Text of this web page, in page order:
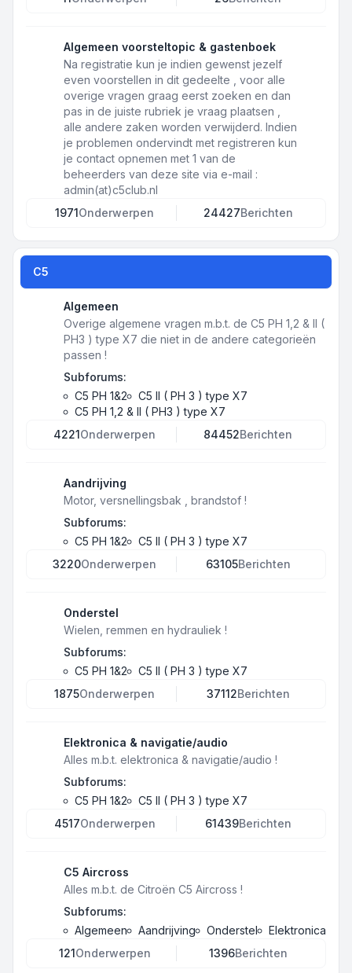
Algemeen voorsteltopic & gastenboek
Na registratie kun je indien gewenst jezelf
even voorstellen in dit gedeelte , voor alle
overige vragen graag eerst zoeken en dan
pas in de juiste rubriek je vraag plaatsen ,
alle andere zaken worden verwijderd. Indien
je problemen ondervindt met registreren kun
je contact opnemen met 1 van de
beheerders van deze site via e-mail :
admin(at)c5club.nl
1971Onderwerpen 24427Berichten
C5
Algemeen
Overige algemene vragen m.b.t. de C5 PH 1,2 & II (
PH3 ) type X7 die niet in de andere categorieën
passen !
Subforums:
C5 PH 1&2
C5 II ( PH 3 ) type X7
C5 PH 1,2 & II ( PH3 ) type X7
4221Onderwerpen 84452Berichten
Aandrijving
Motor, versnellingsbak , brandstof !
Subforums:
C5 PH 1&2
C5 II ( PH 3 ) type X7
3220Onderwerpen 63105Berichten
Onderstel
Wielen, remmen en hydrauliek !
Subforums:
C5 PH 1&2
C5 II ( PH 3 ) type X7
1875Onderwerpen 37112Berichten
Elektronica & navigatie/audio
Alles m.b.t. elektronica & navigatie/audio !
Subforums:
C5 PH 1&2
C5 II ( PH 3 ) type X7
4517Onderwerpen 61439Berichten
C5 Aircross
Alles m.b.t. de Citroën C5 Aircross !
Subforums:
Algemeen
Aandrijving Onderstel
Elektronica
121Onderwerpen 1396Berichten